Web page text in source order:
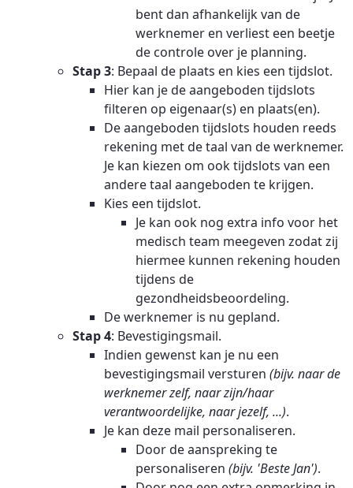
bent dan afhankelijk van de
werknemer en verliest een beetje
de controle over je planning.
Stap 3: Bepaal de plaats en kies een tijdslot.
Hier kan je de aangeboden tijdslots
filteren op eigenaar(s) en plaats(en).
De aangeboden tijdslots houden reeds
rekening met de taal van de werknemer.
Je kan kiezen om ook tijdslots van een
andere taal aangeboden te krijgen.
Kies een tijdslot.
Je kan ook nog extra info voor het
medisch team meegeven zodat zij
hiermee kunnen rekening houden
tijdens de
gezondheidsbeoordeling.
De werknemer is nu gepland.
Stap 4: Bevestigingsmail.
Indien gewenst kan je nu een
bevestigingsmail versturen (bijv. naar de
werknemer zelf, naar zijn/haar
verantwoordelijke, naar jezelf, ...).
Je kan deze mail personaliseren.
Door de aanspreking te
personaliseren (bijv. 'Beste Jan').